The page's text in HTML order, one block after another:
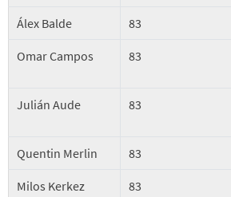
Álex Balde 83
Omar Campos 83
Julián Aude 83
Quentin Merlin 83
Milos Kerkez 83